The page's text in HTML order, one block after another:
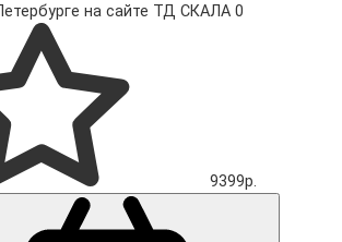
на сайте ТД СКАЛА 0
9399р.